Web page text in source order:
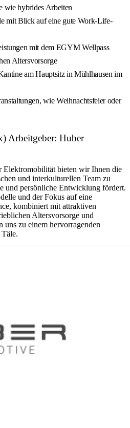
wie hybrides Arbeiten
mit Blick auf eine gute Work-Life-
mit dem EGYM Wellpass
Altersvorsorge
am Hauptsitz in Mühlhausen im
wie Weihnachtsfeier oder
Arbeitgeber: Huber
Elektromobilität bieten wir Ihnen die
und interkulturellen Team zu
und persönliche Entwicklung fördert.
und der Fokus auf eine
kombiniert mit attraktiven
Altersvorsorge und
uns zu einem hervorragenden